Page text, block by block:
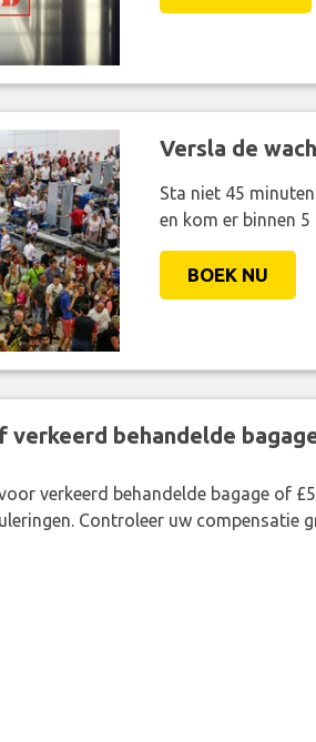
Versla de
Sta niet 45
en kom er binnen
BOEK NU
behandelde
verkeerd behandelde bagage of
Controleer uw compensatie